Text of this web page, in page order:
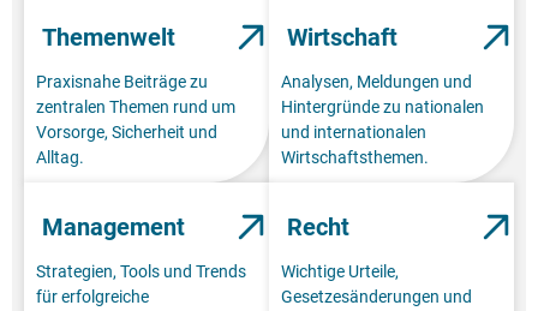
Themenwelt
Praxisnahe Beiträge zu
zentralen Themen rund um
Vorsorge, Sicherheit und
Alltag.
Wirtschaft
Analysen, Meldungen und
Hintergründe zu nationalen
und internationalen
Wirtschaftsthemen.
Management
Strategien, Tools und Trends
für erfolgreiche
Recht
Wichtige Urteile,
Gesetzesänderungen und